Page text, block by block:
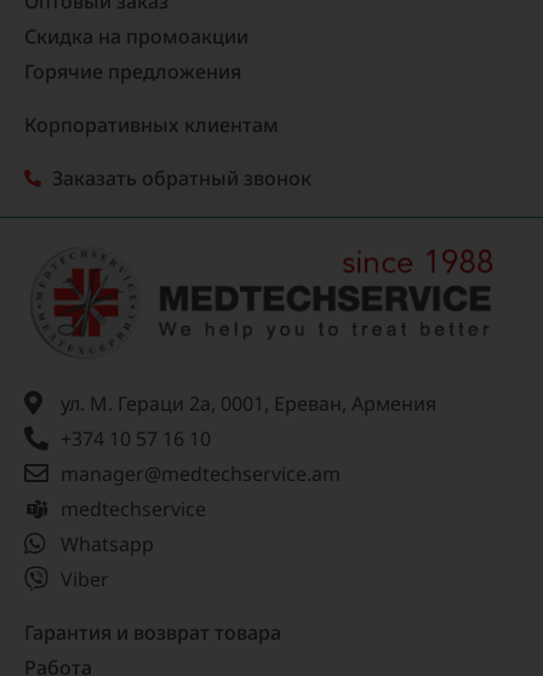
Скидка на промоакции
Горячие предложения
Корпоративных клиентам
Заказать обратный звонок
ул. М. Гераци 2а, 0001, Ереван, Армения
+374 10 57 16 10
manager@medtechservice.am
medtechservice
Whatsapp
Viber
Гарантия и возврат товара
Работа